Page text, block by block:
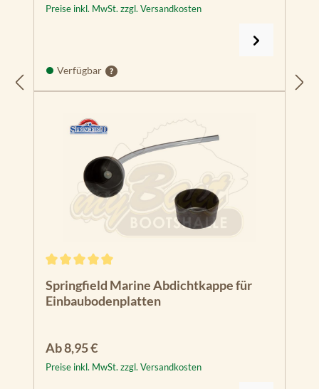
Preise inkl. MwSt. zzgl. Versandkosten
Verfügbar
Springfield Marine Abdichtkappe für
Einbaubodenplatten
Regulärer Preis:
Ab8,95 €
Preise inkl. MwSt. zzgl. Versandkosten